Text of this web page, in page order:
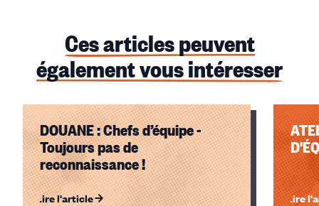
Ces articles peuvent
également vous intéresser
DOUANE : Chefs d’équipe -
Toujours pas de
reconnaissance !
Lire l'article Lire